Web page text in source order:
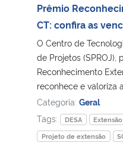
Prêmio
CT: confira as
O Centro de
de Projetos (SPROJ),
Reconhecimento
reconhece e valoriza
Categoria: Geral
Tags:
DESA Extensão
Projeto de extensão